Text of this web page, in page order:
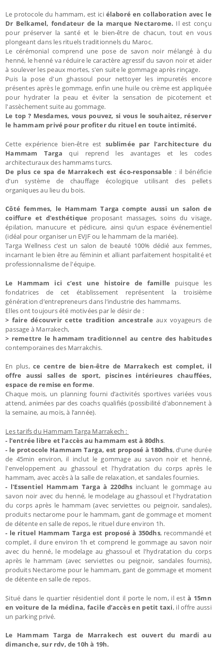
Le protocole du hammam, est ici élaboré en collaboration avec le
Dr Belkamel, fondateur de la marque Nectarome. Il est conçu
pour préserver la santé et le bien-être de chacun, tout en vous
plongeant dans les rituels traditionnels du Maroc.
Le cérémonial comprend une pose de savon noir mélangé à du
henné, le henné va réduire le caractère agressif du savon noir et aider
à soulever les peaux mortes, s'en suite le gommage après rinçage.
Puis la pose d'un ghassoul pour nettoyer les impuretés encore
présentes après le gommage, enfin une huile ou crème est appliquée
pour hydrater la peau et éviter la sensation de picotement et
l'assèchement suite au gommage.
Le top ? Mesdames, vous pouvez, si vous le souhaitez, réserver
le hammam privé pour profiter du rituel en toute intimité.
Cette expérience bien-être est sublimée par l’architecture du
Hammam Targa qui reprend les avantages et les codes
architecturaux des hammams turcs.
De plus ce spa de Marrakech est éco-responsable : il bénéficie
d’un système de chauffage écologique utilisant des pellets
organiques au lieu du bois.
Côté femmes, le Hammam Targa compte aussi un salon de
coiffure et d'esthétique proposant massages, soins du visage,
épilation, manucure et pédicure, ainsi qu’un espace événementiel
(idéal pour organiser un EVJF ou le hammam de la mariée).
Targa Wellness c’est un salon de beauté 100% dédié aux femmes,
incarnant le bien être au féminin et alliant parfaitement hospitalité et
professionnalisme de l'équipe.
Le Hammam ici c’est une histoire de famille puisque les
fondatrices de cet établissement représentent la troisième
génération d’entrepreneurs dans l’industrie des hammams.
Elles ont toujours été motivées par le désir de :
> faire découvrir cette tradition ancestrale aux voyageurs de
passage à Marrakech,
> remettre le hammam traditionnel au centre des habitudes
contemporaines des Marrakchis.
En plus,ce centre de bien-être de Marrakech est complet, il
offre aussi salles de sport, piscines intérieures chauffées,
espace de remise en forme.
Chaque mois, un planning fourni d’activités sportives variées vous
attend, animées par des coachs qualifiés (possibilité d’abonnement à
la semaine, au mois, à l’année).
Les tarifs du Hammam Targa Marrakech :
- l’entrée libre et l’accès au hammam est à 80dhs.
- le protocole Hammam Targa, est proposé à 180dhs, d’une durée
de 45min environ, il inclut le gommage au savon noir et henné,
l'enveloppement au ghassoul et l'hydratation du corps après le
hammam, avec accès à la salle de relaxation, et sandales fournies.
- l'Essentiel Hammam Targa à 220dhs incluant le gommage au
savon noir avec du henné, le modelage au ghassoul et l'hydratation
du corps après le hammam (avec serviettes ou peignoir, sandales),
produits nectarome pour le hammam, gant de gommage et moment
de détente en salle de repos, le rituel dure environ 1h.
- le rituel Hammam Targa est proposé à 350dhs, recommandé et
complet, il dure environ 1h et comprend le gommage au savon noir
avec du henné, le modelage au ghassoul et l'hydratation du corps
après le hammam (avec serviettes ou peignoir, sandales fournis),
produits Nectarome pour le hammam, gant de gommage et moment
de détente en salle de repos.
Situé dans le quartier résidentiel dont il porte le nom, il està 15mn
en voiture de la médina, facile d’accès en petit taxi, il offre aussi
un parking privé.
Le Hammam Targa de Marrakech est ouvert du mardi au
dimanche, sur rdv, de 10h à 19h.